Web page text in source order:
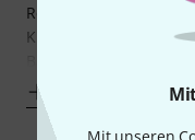
Mit unseren
Reissverschluss lange
Kunststoffgeruch